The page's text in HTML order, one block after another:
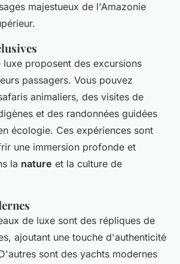
majestueux de l'Amazonie
luxe proposent des excursions
passagers. Vous pouvez
animaliers, des visites de
et des randonnées guidées
écologie. Ces expériences sont
une immersion profonde et
la nature et la culture de
de luxe sont des répliques de
ajoutant une touche d'authenticité
sont des yachts modernes